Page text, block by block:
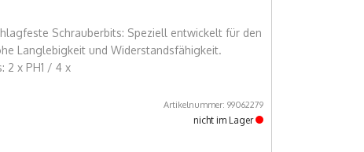
Schrauberbits: Speziell entwickelt für den
Langlebigkeit und Widerstandsfähigkeit.
2 x PH1 / 4 x
Artikelnummer: 99062279
nicht im Lager